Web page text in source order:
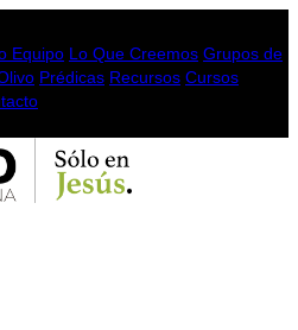
Equipo Lo Que Creemos Grupos de
Prédicas Recursos Cursos